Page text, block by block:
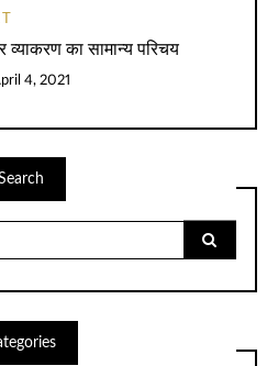
व्याकरण का सामान्य परिचय
4, 2021